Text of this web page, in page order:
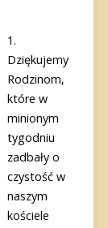
Dziękujemy
Rodzinom,
które w
minionym
tygodniu
zadbały o
czystość w
naszym
kościele